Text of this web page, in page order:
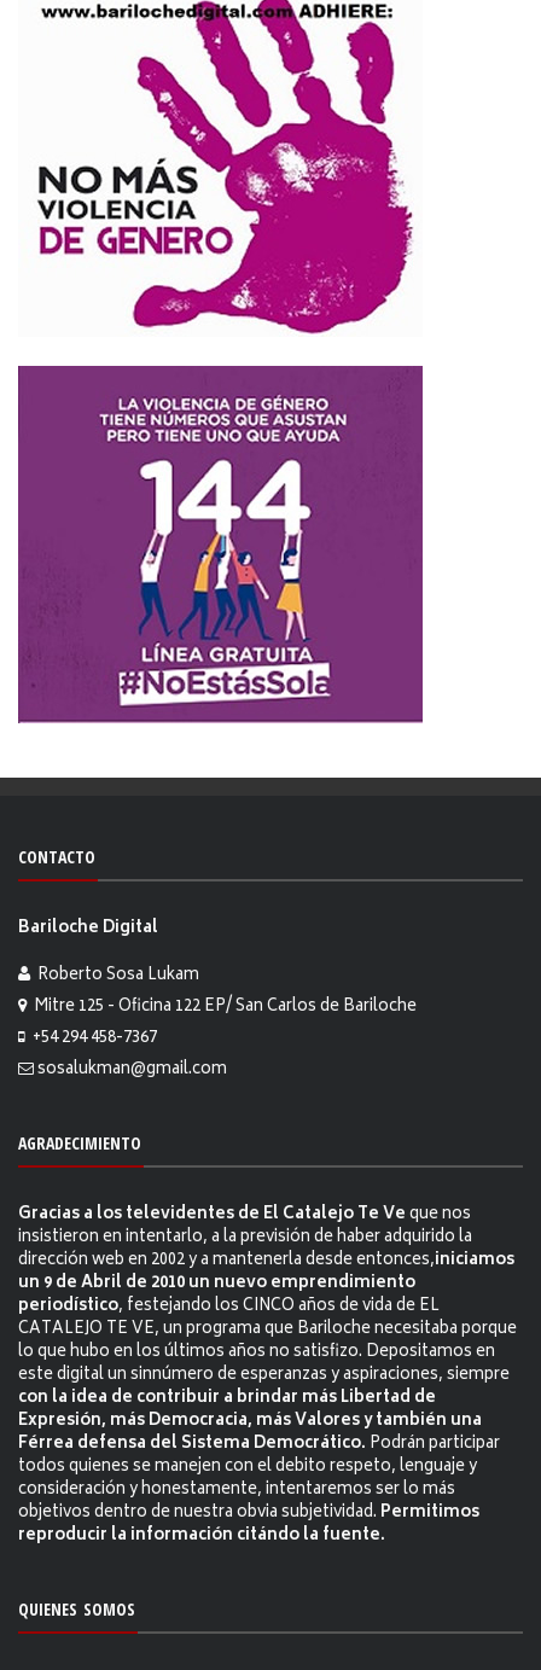
CONTACTO
Bariloche Digital
Roberto Sosa Lukam
Mitre 125 - Oficina 122 EP/ San Carlos de Bariloche
+54 294 458-7367
sosalukman@gmail.com
AGRADECIMIENTO
Gracias a los televidentes de El Catalejo Te Veque nos
insistieron en intentarlo, a la previsión de haber adquirido la
dirección web en 2002 y a mantenerla desde entonces,iniciamos
un 9 de Abril de 2010 un nuevo emprendimiento
periodístico, festejando los CINCO años de vida de EL
CATALEJO TE VE, un programa que Bariloche necesitaba porque
lo que hubo en los últimos años no satisfizo. Depositamos en
este digital un sinnúmero de esperanzas y aspiraciones, siempre
con la idea de contribuir a brindar más Libertad de
Expresión, más Democracia, más Valores y también una
Férrea defensa del Sistema Democrático. Podrán participar
todos quienes se manejen con el debito respeto, lenguaje y
consideración y honestamente, intentaremos ser lo más
objetivos dentro de nuestra obvia subjetividad. Permitimos
reproducir la información citándo la fuente.
QUIENES SOMOS